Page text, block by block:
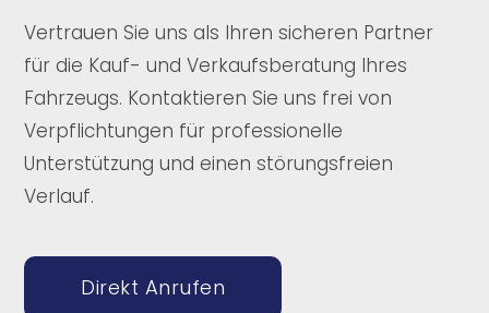
Vertrauen Sie uns als Ihren sicheren Partner
für die Kauf- und Verkaufsberatung Ihres
Fahrzeugs. Kontaktieren Sie uns frei von
Verpflichtungen für professionelle
Unterstützung und einen störungsfreien
Verlauf.
Direkt Anrufen